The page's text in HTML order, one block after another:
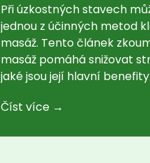
Při úzkostných stavech
jednou z účinných metod
masáž. Tento článek
masáž pomáhá snižovat
jaké jsou její hlavní
života.
Číst více →